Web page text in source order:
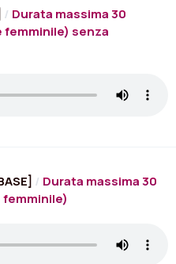
/ Durata massima 30
femminile) senza
/ Durata massima 30
femminile)